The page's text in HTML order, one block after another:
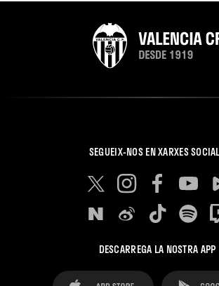
SEGUEIX-NOS EN XARXES
DESCARREGA LA NOSTRA APP